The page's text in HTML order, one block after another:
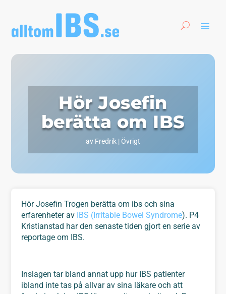
Hör Josefin
berätta om IBS
av Fredrik | Övrigt
Hör Josefin Trogen berätta om ibs och sina
erfarenheter av IBS (Irritable Bowel Syndrome). P4
Kristianstad har den senaste tiden gjort en serie av
reportage om IBS.
Inslagen tar bland annat upp hur IBS patienter
ibland inte tas på allvar av sina läkare och att